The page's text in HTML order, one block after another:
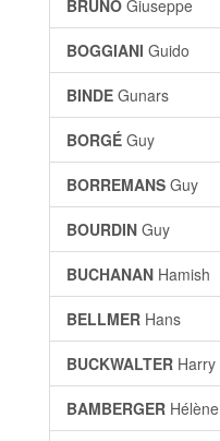
BRUNO Giuseppe
BOGGIANI Guido
BINDE Gunars
BORGÉ Guy
BORREMANS Guy
BOURDIN Guy
BUCHANAN Hamish
BELLMER Hans
BUCKWALTER Harry
BAMBERGER Hélène